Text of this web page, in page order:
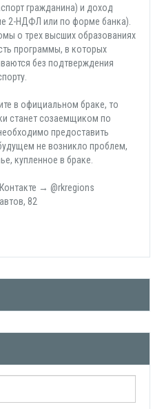
гражданина) и доход
2-НДФЛ или по форме банка).
о трех высших образованиях
программы, в которых
без подтверждения
в официальном браке, то
станет созаемщиком по
предоставить
не возникло проблем,
купленное в браке.
→ @rkregions
82